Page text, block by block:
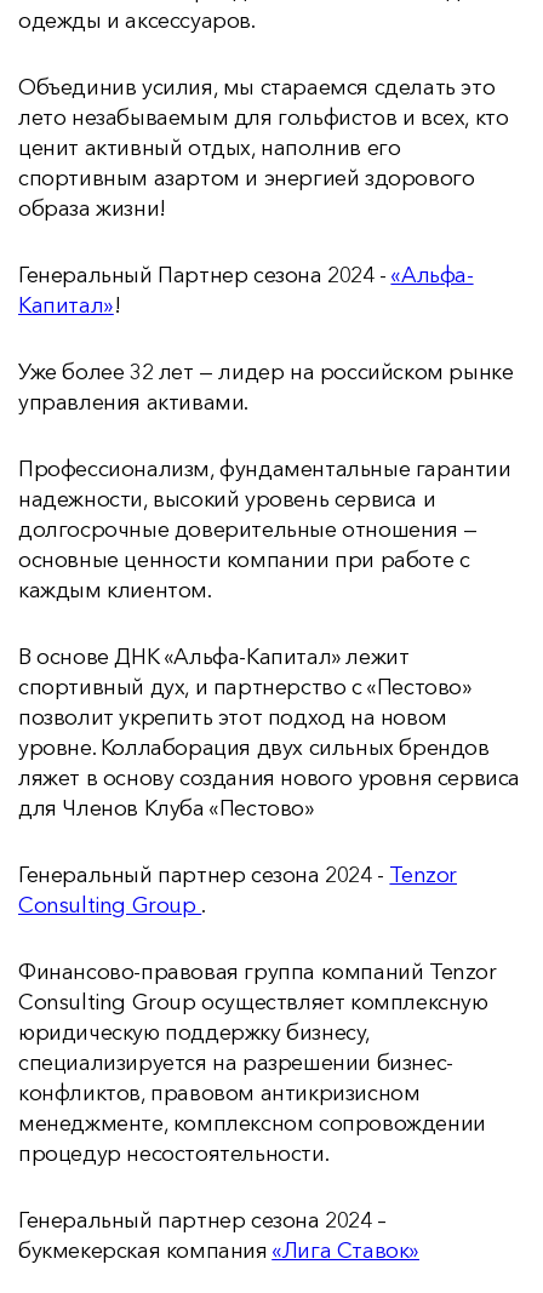
одежды и аксессуаров.
Объединив усилия, мы стараемся сделать это
лето незабываемым для гольфистов и всех, кто
ценит активный отдых, наполнив его
спортивным азартом и энергией здорового
образа жизни!
Генеральный Партнер сезона 2024 - «Альфа-
Капитал»!
Уже более 32 лет — лидер на российском рынке
управления активами.
Профессионализм, фундаментальные гарантии
надежности, высокий уровень сервиса и
долгосрочные доверительные отношения —
основные ценности компании при работе с
каждым клиентом.
В основе ДНК «Альфа-Капитал» лежит
спортивный дух, и партнерство с «Пестово»
позволит укрепить этот подход на новом
уровне. Коллаборация двух сильных брендов
ляжет в основу создания нового уровня сервиса
для Членов Клуба «Пестово»
Генеральный партнер сезона 2024 - Tenzor
Consulting Group .
Финансово-правовая группа компаний Tenzor
Consulting Group осуществляет комплексную
юридическую поддержку бизнесу,
специализируется на разрешении бизнес-
конфликтов, правовом антикризисном
менеджменте, комплексном сопровождении
процедур несостоятельности.
Генеральный партнер сезона 2024 –
букмекерская компания «Лига Ставок»